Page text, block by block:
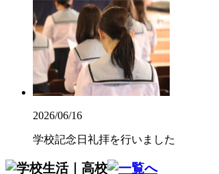
2026/06/16
学校記念日礼拝を行いました